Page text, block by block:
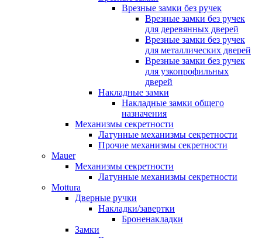
Врезные замки без ручек
Врезные замки без ручек
для деревянных дверей
Врезные замки без ручек
для металлических дверей
Врезные замки без ручек
для узкопрофильных
дверей
Накладные замки
Накладные замки общего
назначения
Механизмы секретности
Латунные механизмы секретности
Прочие механизмы секретности
Mauer
Механизмы секретности
Латунные механизмы секретности
Mottura
Дверные ручки
Накладки/завертки
Броненакладки
Замки